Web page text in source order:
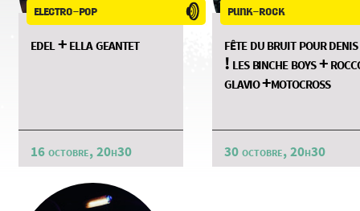
electro-pop
edel + ella geantet
16 octobre, 20h30
punk-rock
fête du bruit pour denis
! les binche boys +
glavio +motocross
30 octobre, 20h30